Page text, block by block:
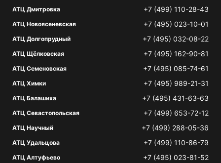
АТЦ Дмитровка +7 (499) 110-28-43
АТЦ Новоясеневская +7 (495) 023-10-01
АТЦ Долгопрудный +7 (495) 032-08-22
АТЦ Щёлковская +7 (495) 162-90-81
АТЦ Семеновская +7 (495) 085-74-61
АТЦ Химки +7 (495) 989-21-31
АТЦ Балашиха +7 (495) 431-63-63
АТЦ Севастопольская +7 (499) 653-72-12
АТЦ Научный +7 (499) 288-05-36
АТЦ Удальцова +7 (499) 110-86-79
АТЦ Алтуфьево +7 (495) 023-81-52